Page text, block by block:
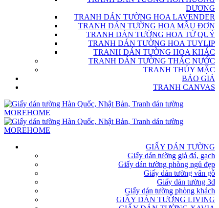
DƯƠNG
TRANH DÁN TƯỜNG HOA LAVENDER
TRANH DÁN TƯỜNG HOA MẪU ĐƠN
TRANH DÁN TƯỜNG HOA TỨ QUÝ
TRANH DÁN TƯỜNG HOA TUYLIP
TRANH DÁN TƯỜNG HOA KHÁC
TRANH DÁN TƯỜNG THÁC NƯỚC
TRANH THỦY MẶC
BÁO GIÁ
TRANH CANVAS
GIẤY DÁN TƯỜNG
Giấy dán tường giả đá, gạch
Giấy dán tường phòng ngủ đẹp
Giấy dán tường vân gỗ
Giấy dán tường 3d
Giấy dán tường phòng khách
GIẤY DÁN TƯỜNG LIVING